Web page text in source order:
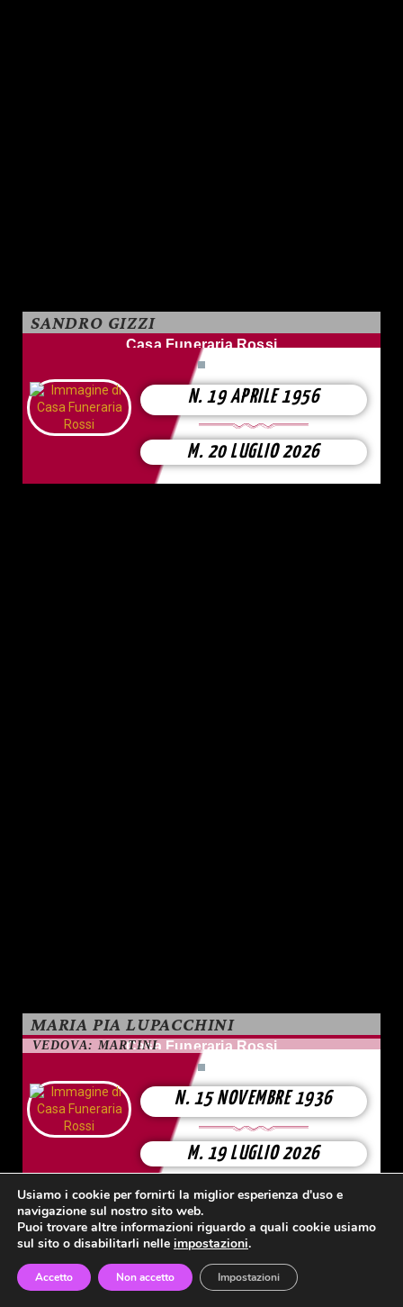
Casa Funeraria Rossi
SANDRO GIZZI
N. 19 APRILE 1956
M. 20 LUGLIO 2026
Casa Funeraria Rossi
MARIA PIA LUPACCHINI
VEDOVA: MARTINI
N. 15 NOVEMBRE 1936
M. 19 LUGLIO 2026
Usiamo i cookie per fornirti la miglior esperienza d'uso e
navigazione sul nostro sito web.
Puoi trovare altre informazioni riguardo a quali cookie usiamo
sul sito o disabilitarli nelle impostazioni.
Accetto Non accetto Impostazioni